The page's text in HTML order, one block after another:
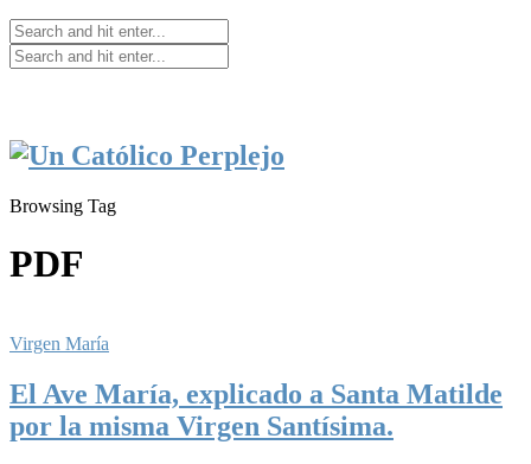
Browsing Tag
PDF
Virgen María
El Ave María, explicado a Santa Matilde
por la misma Virgen Santísima.